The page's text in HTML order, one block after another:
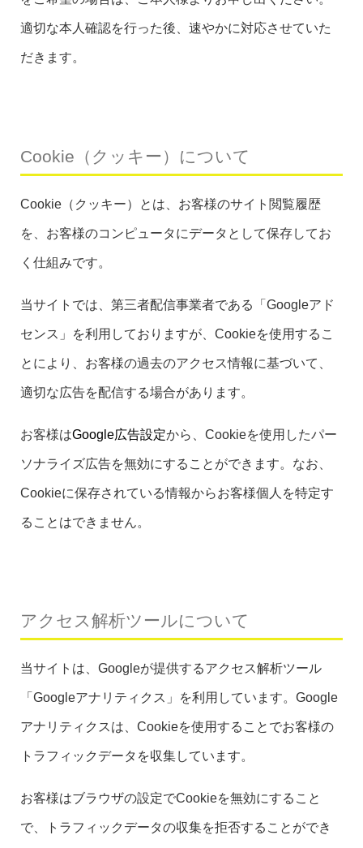
適切な本人確認を行った後、速やかに対応させていた
だきます。
Cookie（クッキー）について
Cookie（クッキー）とは、お客様のサイト閲覧履歴
を、お客様のコンピュータにデータとして保存してお
く仕組みです。
当サイトでは、第三者配信事業者である「Googleアド
センス」を利用しておりますが、Cookieを使用するこ
とにより、お客様の過去のアクセス情報に基づいて、
適切な広告を配信する場合があります。
お客様はGoogle広告設定から、Cookieを使用したパー
ソナライズ広告を無効にすることができます。なお、
Cookieに保存されている情報からお客様個人を特定す
ることはできません。
アクセス解析ツールについて
当サイトは、Googleが提供するアクセス解析ツール
「Googleアナリティクス」を利用しています。Google
アナリティクスは、Cookieを使用することでお客様の
トラフィックデータを収集しています。
お客様はブラウザの設定でCookieを無効にすること
で、トラフィックデータの収集を拒否することができ